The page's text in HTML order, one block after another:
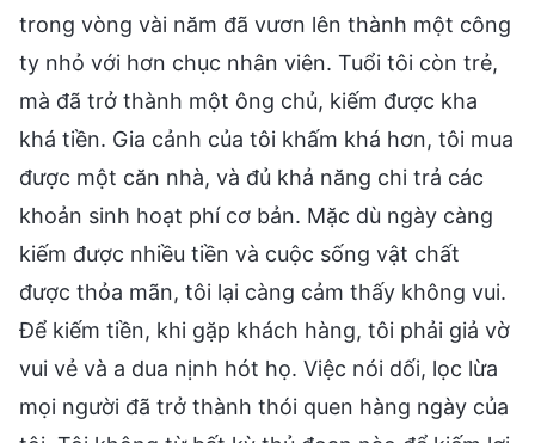
trong vòng vài năm đã vươn lên thành một công
ty nhỏ với hơn chục nhân viên. Tuổi tôi còn trẻ,
mà đã trở thành một ông chủ, kiếm được kha
khá tiền. Gia cảnh của tôi khấm khá hơn, tôi mua
được một căn nhà, và đủ khả năng chi trả các
khoản sinh hoạt phí cơ bản. Mặc dù ngày càng
kiếm được nhiều tiền và cuộc sống vật chất
được thỏa mãn, tôi lại càng cảm thấy không vui.
Để kiếm tiền, khi gặp khách hàng, tôi phải giả vờ
vui vẻ và a dua nịnh hót họ. Việc nói dối, lọc lừa
mọi người đã trở thành thói quen hàng ngày của